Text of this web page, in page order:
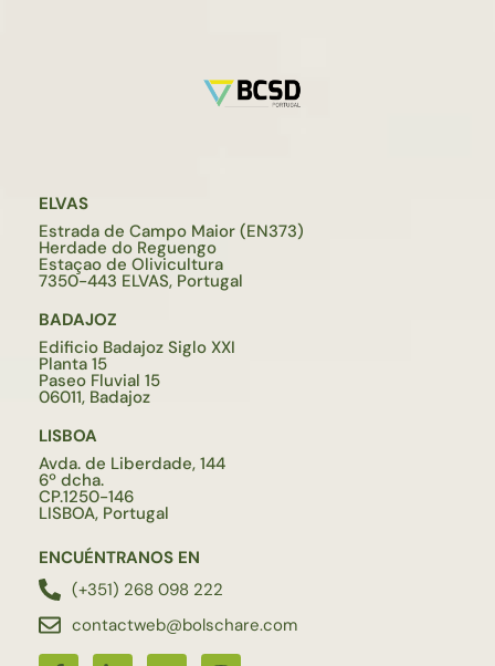
ELVAS
Estrada de Campo Maior (EN373)
Herdade do Reguengo
Estaçao de Olivicultura
7350-443 ELVAS, Portugal
BADAJOZ
Edificio Badajoz Siglo XXI
Planta 15
Paseo Fluvial 15
06011, Badajoz
LISBOA
Avda. de Liberdade, 144
6º dcha.
CP.1250-146
LISBOA, Portugal
ENCUÉNTRANOS EN
(+351) 268 098 222
contactweb@bolschare.com